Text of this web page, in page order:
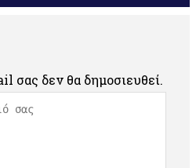
σας δεν θα δημοσιευθεί.